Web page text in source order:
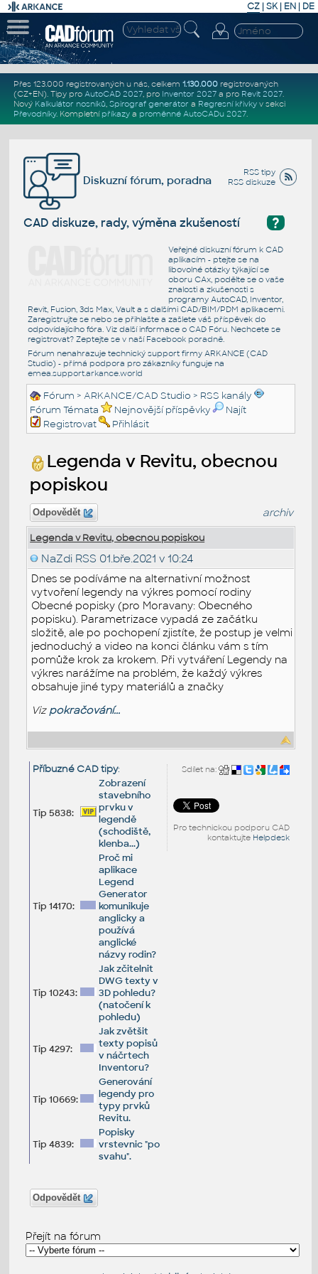
CZ | SK| EN | DE
Přes 123.000 registrovaných u nás, celkem 1.130.000registrovaných
(CZ+EN). Tipy pro AutoCAD 2027, pro Inventor 2027a pro Revit 2027.
Nový Kalkulátor nosníků, Spirograf generátor a Regresní křivkyv sekci
Převodníky. Kompletní příkazya proměnné AutoCADu 2027.
RSS tipy
RSS diskuze
Diskuzní fórum, poradna
?
CAD diskuze, rady, výměna zkušeností
Veřejné diskuzní fórum k CAD
aplikacím - ptejte se na
libovolné otázky týkající se
oboru CAx, podělte se o vaše
znalosti a zkušenosti s
programy AutoCAD, Inventor,
Revit, Fusion, 3ds Max, Vault a s dalšími CAD/BIM/PDM aplikacemi.
Zaregistrujte se nebo se přihlašte a zašlete váš příspěvek do
odpovídajícího fóra. Viz další informace o CAD Fóru. Nechcete se
registrovat? Zeptejte se v naší Facebook poradně.
Fórum nenahrazuje technický support firmy ARKANCE (CAD
Studio) - přímá podpora pro zákazníky funguje na
emea.support.arkance.world
Fórum >ARKANCE/CAD Studio > RSS kanály
Fórum Témata
Nejnovější příspěvky
Najít
Registrovat
Přihlásit
Legenda v Revitu, obecnou
popiskou
Odpovědět archiv
Legenda v Revitu, obecnou popiskou
NaZdi RSS 01.bře.2021 v 10:24
Dnes se podíváme na alternativní možnost
vytvoření legendy na výkres pomocí rodiny
Obecné popisky (pro Moravany: Obecného
popisku). Parametrizace vypadá ze začátku
složitě, ale po pochopení zjistíte, že postup je velmi
jednoduchý a video na konci článku vám s tím
pomůže krok za krokem. Při vytváření Legendy na
výkres narážíme na problém, že každý výkres
obsahuje jiné typy materiálů a značky
Viz pokračování...
Sdílet na:
Pro technickou podporu CAD
kontaktujte Helpdesk
Příbuzné CAD tipy:
Tip 5838:
Zobrazení
stavebního
prvku v
legendě
(schodiště,
klenba...)
Tip 14170:
Proč mi
aplikace
Legend
Generator
komunikuje
anglicky a
používá
anglické
názvy rodin?
Tip 10243:
Jak zčitelnit
DWG texty v
3D pohledu?
(natočení k
pohledu)
Tip 4297:
Jak zvětšit
texty popisů
v náčrtech
Inventoru?
Tip 10669:
Generování
legendy pro
typy prvků
Revitu.
Tip 4839:
Popisky
vrstevnic "po
svahu".
Odpovědět
Přejít na fórum